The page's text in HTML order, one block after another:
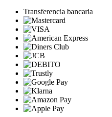
Transferencia bancaria